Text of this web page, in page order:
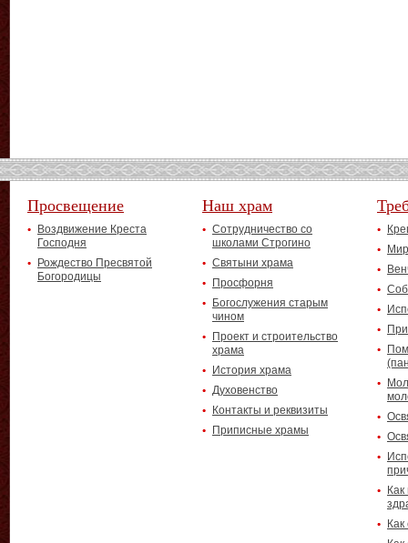
Просвещение
Воздвижение Креста
Господня
Рождество Пресвятой
Богородицы
Наш храм
Сотрудничество со
школами Строгино
Святыни храма
Просфорня
Богослужения старым
чином
Проект и строительство
храма
История храма
Духовенство
Контакты и реквизиты
Приписные храмы
Как